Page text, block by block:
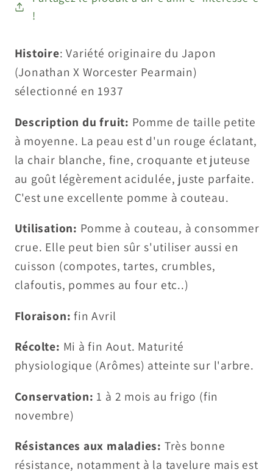
!
Histoire: Variété originaire du Japon
(Jonathan X Worcester Pearmain)
sélectionné en 1937
Description du fruit: Pomme de taille petite
à moyenne. La peau est d'un rouge éclatant,
la chair blanche, fine, croquante et juteuse
au goût légèrement acidulée, juste parfaite.
C'est une excellente pomme à couteau.
Utilisation: Pomme à couteau, à consommer
crue. Elle peut bien sûr s'utiliser aussi en
cuisson (compotes, tartes, crumbles,
clafoutis, pommes au four etc..)
Floraison:fin Avril
Récolte: Mi à fin Aout. Maturité
physiologique (Arômes) atteinte sur l'arbre.
Conservation: 1 à 2 mois au frigo (fin
novembre)
Résistances aux maladies: Très bonne
résistance, notamment à la tavelure mais est